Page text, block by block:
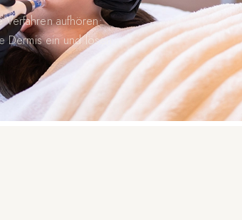
aufhören:
Dermis ein und lösen